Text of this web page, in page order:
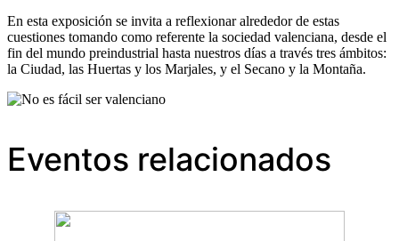
En esta exposición se invita a reflexionar alrededor de estas
cuestiones tomando como referente la sociedad valenciana, desde el
fin del mundo preindustrial hasta nuestros días a través tres ámbitos:
la Ciudad, las Huertas y los Marjales, y el Secano y la Montaña.
Eventos relacionados